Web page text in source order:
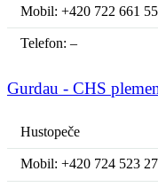
Mobil: +420 722 661
Telefon: –
Gurdau - CHS
Hustopeče
Mobil: +420 724 523